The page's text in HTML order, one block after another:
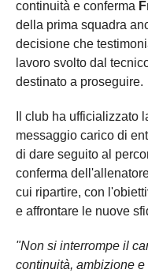
continuità e conferma
della prima squadra
decisione che
lavoro svolto dal
destinato a proseguire.
Il club ha ufficializzato
messaggio carico di
di dare seguito al
conferma
cui ripartire, con
e affrontare le nuove
"Non si interrompe il
continuità, ambizione